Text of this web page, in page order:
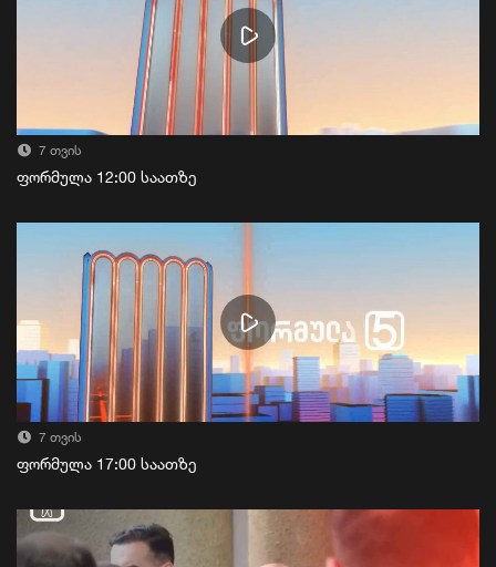
7 თვის
ფორმულა 12:00 საათზე
7 თვის
ფორმულა 17:00 საათზე